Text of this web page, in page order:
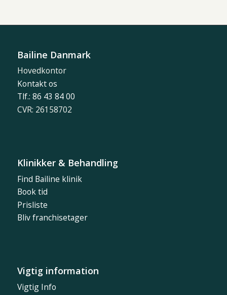
Bailine Danmark
Hovedkontor
Kontakt os
Tlf.: 86 43 84 00
CVR: 26158702
Klinikker & Behandling
Find Bailine klinik
Book tid
Prisliste
Bliv franchisetager
Vigtig information
Vigtig Info